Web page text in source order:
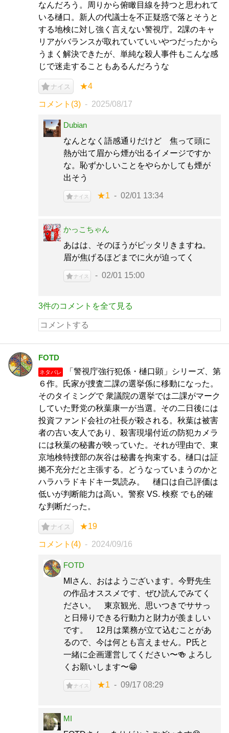
なんだろう。周りから俯瞰目線を持つと思われて
いる樋口。新人の代議士を不正疑惑で落とそうと
する地検に対し強く言えない警視庁。2課のキャ
リアがバランスが取れていていいやつだったから
うまく解決できたが、単純な殺人事件もこんな感
じで迷走することもあるんだろうな
ナイス ★4
コメント(3) 2025/08/17
Dubian
なんとなく語感通りだけど 焦って頭に
熱が出て眉から煙が出るイメージですか
な。恥ずかしいことをやらかしても煙が
出そう
ナイス ★1 02/01 13:34
かっこちゃん
あはは、そのほうがピッタリきますね。
眉が焦げるほどまでに火が迫ってく
ナイス 02/01 15:00
3件のコメントを全て見る
FOTD
ネタバレ
「警視庁強行犯係・樋口顕」シリーズ、第
６作。氏家が捜査二課の選挙係に移動になった。
そのタイミングで 衆議院の選挙では二課がマーク
していた野党の秋葉康一が当選。その二日後には
投資ファンド会社の社長が殺される。秋葉は被害
者の古い友人であり、殺害現場付近の防犯カメラ
には秋葉の秘書が映っていた。それが理由で、東
京地検特捜部の灰谷は秘書を拘束する。樋口は証
拠不充分だと主張する。どうなっていまうのかと
ハラハラドキドキ一気読み。 樋口は自己評価は
低いが判断能力は高い。警察 VS. 検察 でも的確
な判断だった。
ナイス ★19
コメント(4) 2024/09/16
FOTD
MIさん、おはようございます。今野先生
の作品オススメです、ぜひ読んでみてく
ださい。 東京観光、思いつきでササっ
と日帰りできる行動力と財力が羨ましい
です。 12月は業務が立て込むことがあ
るので、今は何とも言えません。P氏と
一緒に企画運営してください〜🍻 よろし
くお願いします〜😁
ナイス ★1 09/17 08:29
MI